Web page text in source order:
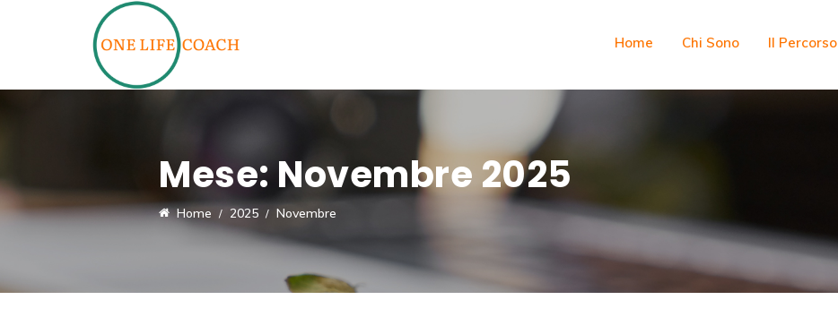
Home Chi Sono Il Percorso
Mese:Novembre 2025
Home 2025 Novembre